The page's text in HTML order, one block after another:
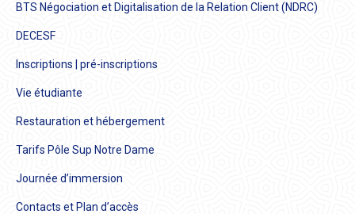
BTS Négociation et Digitalisation de la Relation Client (NDRC)
DECESF
Inscriptions | pré-inscriptions
Vie étudiante
Restauration et hébergement
Tarifs Pôle Sup Notre Dame
Journée d’immersion
Contacts et Plan d’accès